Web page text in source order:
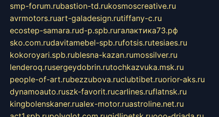
smp-forum.rubastion-td.rukosmoscreative.ru
avrmotors.ruart-galadesign.rutiffany-c.ru
ecostep-samara.rud-p.spb.ruгалактика73.рф
sko.com.rudavitamebel-spb.rufotsis.rutesiaes.ru
kokoroyari.spb.rublesna-kazan.rumossilver.ru
lenderoq.rusergeydobrin.rutochkazvuka.msk.ru
people-of-art.rubezzubova.ruclubtibet.ruorior-aks.ru
dynamoauto.ruszk-favorit.rucarlines.ruflatnsk.ru
kingbolenskaner.rualex-motor.ruastroline.net.ru